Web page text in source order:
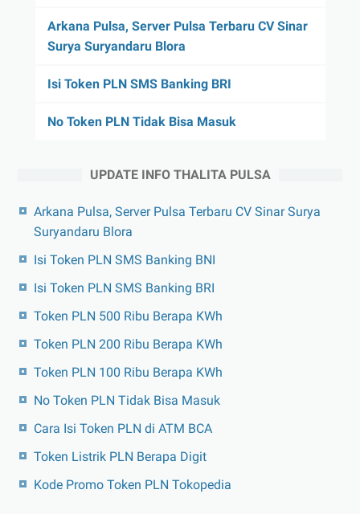
Arkana Pulsa, Server Pulsa Terbaru CV Sinar
Surya Suryandaru Blora
Isi Token PLN SMS Banking BRI
No Token PLN Tidak Bisa Masuk
UPDATE INFO THALITA PULSA
Arkana Pulsa, Server Pulsa Terbaru CV Sinar Surya
Suryandaru Blora
Isi Token PLN SMS Banking BNI
Isi Token PLN SMS Banking BRI
Token PLN 500 Ribu Berapa KWh
Token PLN 200 Ribu Berapa KWh
Token PLN 100 Ribu Berapa KWh
No Token PLN Tidak Bisa Masuk
Cara Isi Token PLN di ATM BCA
Token Listrik PLN Berapa Digit
Kode Promo Token PLN Tokopedia